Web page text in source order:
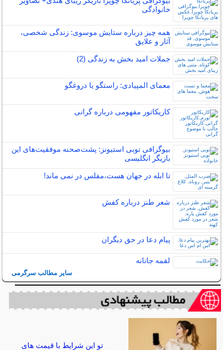
خانوادگی
همه چیز درباره ستایش موسوی: زندگی شخصی،
آثار و علایق
جملات امید بخش به زندگی (2)
معمای المپیادی: راستگو یا دروغگو
کاریکاتور مفهومی درباره گرانی
بیوگرافی توبی استیونز: پشت‌صحنه موفقیت‌های این
بازیگر انگلیسی
تا ابله در جهان هست،مفلس در نمی ماند!
شعر طنز درباره کفش
پیام دعا در حق دیگران
لقمه جانانه
سایر مطالب سرگرمی
تو این شرایط با قیمت های